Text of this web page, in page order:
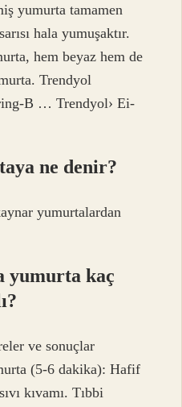
yumurta tamamen
hala yumuşaktır.
hem beyaz hem de
Trendyol
B … Trendyol› Ei-
ne denir?
yumurtalardan
yumurta kaç
ve sonuçlar
(5-6 dakika): Hafif
kıvamı. Tıbbi